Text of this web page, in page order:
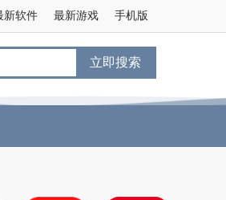
手机版
最新游戏
新软件
立即搜索